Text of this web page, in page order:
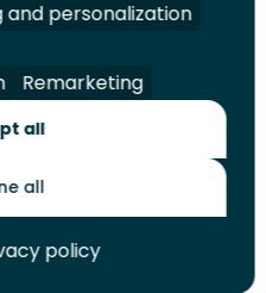
Z Index
Contact
and personalization
Remarketing
all
all
policy